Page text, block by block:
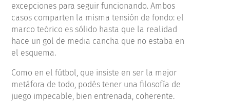
excepciones para seguir funcionando. Ambos
casos comparten la misma tensión de fondo: el
marco teórico es sólido hasta que la realidad
hace un gol de media cancha que no estaba en
el esquema.
Como en el fútbol, que insiste en ser la mejor
metáfora de todo, podés tener una filosofía de
juego impecable, bien entrenada, coherente.